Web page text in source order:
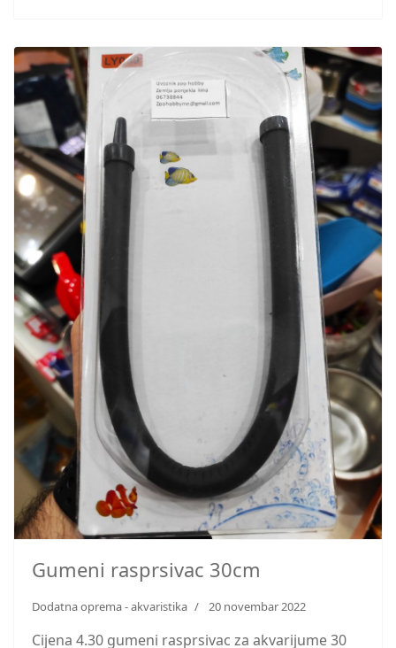
Gumeni rasprsivac 30cm
Dodatna oprema - akvaristika 20 novembar 2022
Cijena 4.30 gumeni rasprsivac za akvarijume 30